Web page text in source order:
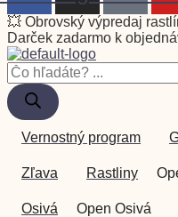
💥 Obrovský výpredaj
Darček zadarmo k
Vernostný program
Zľava Rastliny
Osivá Open Osivá